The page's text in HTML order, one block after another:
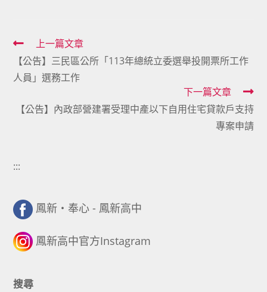
Read
more
articles
上一篇文章
【公告】三民區公所「113年總統立委選舉投開票所工作
人員」選務工作
下一篇文章
【公告】內政部營建署受理中產以下自用住宅貸款戶支持
專案申請
:::
鳳新・奉心 - 鳳新高中
鳳新高中官方Instagram
搜尋